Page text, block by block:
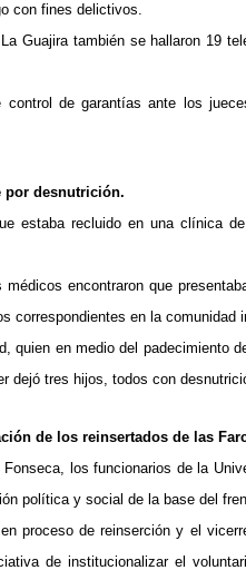
con fines delictivos.
Guajira también se hallaron 19
de garantías ante los
por desnutrición.
estaba recluido en una clínica
encontraron que
correspondientes en la comunidad
quien en medio del padecimiento
dejó tres hijos, todos con
de los reinsertados de las
los funcionarios de la
política y social de la base del
proceso de reinserción y el
de institucionalizar el